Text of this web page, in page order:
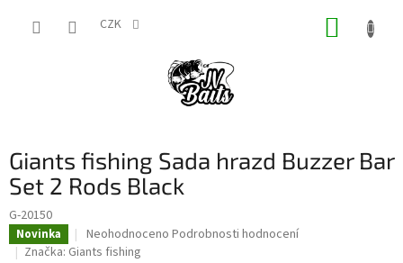
CZK
Giants fishing Sada hrazd Buzzer Bar
Set 2 Rods Black
G-20150
Novinka
Průměrné
hodnocení
Neohodnoceno Podrobnosti hodnocení
Značka: Giants fishing